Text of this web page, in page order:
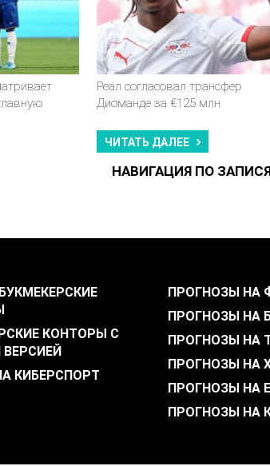
Реал согласовал трансфер
Диоманде за €125 млн
ЧИТАТЬ ДАЛЕЕ
НАВИГАЦИЯ ПО
КОНТОРЫ С
КИБЕРСПОРТ
ПРОГНОЗЫ НА
ПРОГНОЗЫ НА
ПРОГНОЗЫ НА
ПРОГНОЗЫ НА
ПРОГНОЗЫ НА
ПРОГНОЗЫ НА